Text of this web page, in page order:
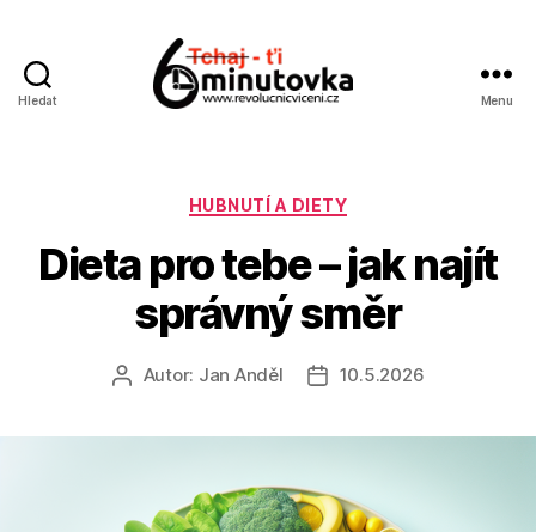
Hledat Menu
Rubriky
HUBNUTÍ A DIETY
Dieta pro tebe – jak najít
správný směr
AutorAutor: Jan Anděl
Datum
10.5.2026